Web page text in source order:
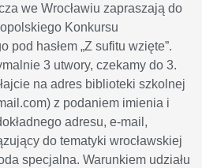
we Wrocławiu zapraszają do
Konkursu
pod hasłem „Z sufitu wzięte”.
3 utwory, czekamy do 3.
na adres biblioteki szkolnej
z podaniem imienia i
adresu, e-mail,
do tematyki wrocławskiej
specjalna. Warunkiem udziału